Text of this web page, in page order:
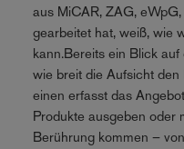
aus MiCAR, ZAG,
gearbeitet hat, weiß, wie
kann.Bereits ein Blick
wie breit die Aufsicht den
einen erfasst das
Produkte ausgeben oder
Berührung kommen –